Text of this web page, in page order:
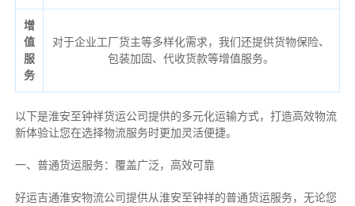
增
值
服
务
对于企业工厂货主等多样化需求，我们还提供货物保险、
包装加固、代收货款等增值服务。
以下是淮安至钟祥货运公司提供的多元化运输方式，打造高效物流
新体验让您在选择物流服务时更加灵活便捷。
一、普通货运服务：覆盖广泛，高效可靠
好运吉通淮安物流公司提供从淮安至钟祥的普通货运服务，无论您